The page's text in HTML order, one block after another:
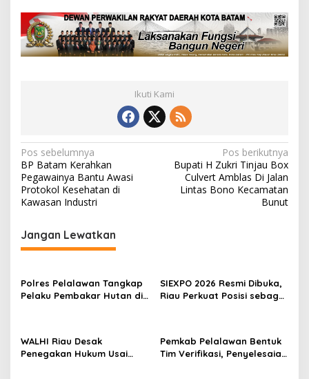
Ikuti Kami
N
a
v
g
a
i
s
Pos sebelumnya
BP Batam Kerahkan
Pegawainya Bantu Awasi
Protokol Kesehatan di
Kawasan Industri
Pos berikutnya
Bupati H Zukri Tinjau Box
Culvert Amblas Di Jalan
Lintas Bono Kecamatan
Bunut
Jangan Lewatkan
Polres Pelalawan Tangkap
Pelaku Pembakar Hutan di
SIEXPO 2026 Resmi Dibuka,
Riau Perkuat Posisi sebagai
WALHI Riau Desak
Penegakan Hukum Usai
Pemkab Pelalawan Bentuk
Tim Verifikasi, Penyelesaian